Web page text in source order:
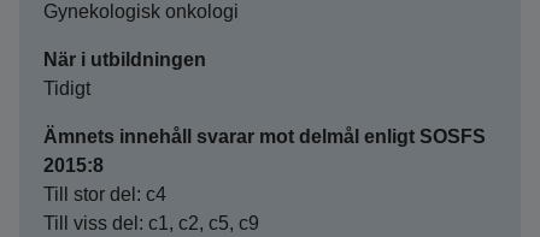
Gynekologisk onkologi
När i utbildningen
Tidigt
Ämnets innehåll svarar mot delmål enligt SOSFS
2015:8
Till stor del: c4
Till viss del: c1, c2, c5, c9